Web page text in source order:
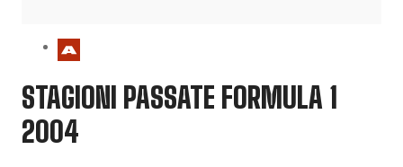
STAGIONI PASSATE FORMULA 1
2004